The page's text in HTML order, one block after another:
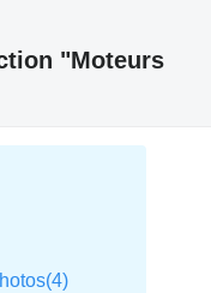
"Moteurs